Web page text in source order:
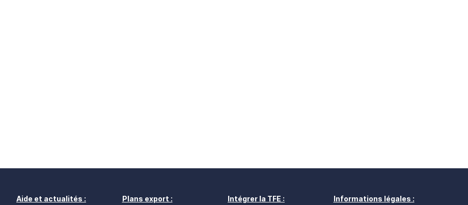
Aide et actualités : Plans export : Intégrer la TFE : Informations légales :